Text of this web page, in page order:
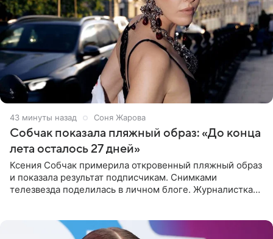
43 минуты назад Соня Жарова
Собчак показала пляжный образ: «До конца
лета осталось 27 дней»
Ксения Собчак примерила откровенный пляжный образ
и показала результат подписчикам. Снимками
телезвезда поделилась в личном блоге. Журналистка